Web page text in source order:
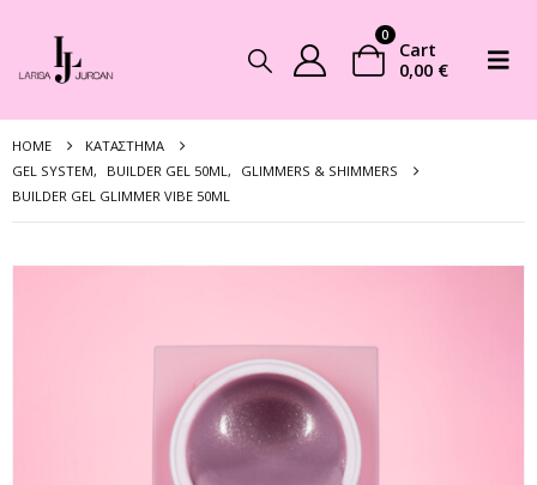
0
Cart
0,00 €
HOME
ΚΑΤΆΣΤΗΜΑ
GEL SYSTEM, BUILDER GEL 50ML,
GLIMMERS & SHIMMERS
BUILDER GEL GLIMMER VIBE 50ML